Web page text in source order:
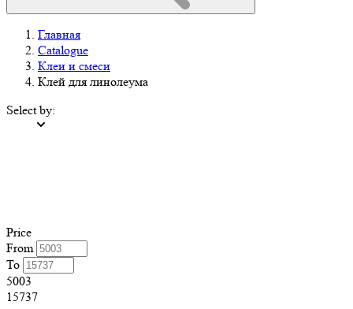
Главная
Catalogue
Клеи и смеси
Клей для линолеума
Select by:
Price
From
To
5003
15737